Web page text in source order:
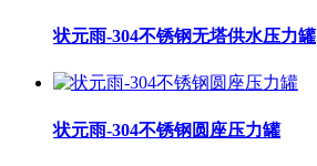
状元雨-304不锈钢无塔供水压力罐
状元雨-304不锈钢圆座压力罐